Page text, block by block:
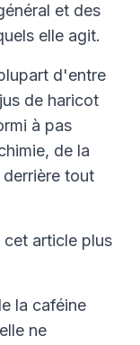
et des
elle agit.
d'entre
de haricot
à pas
de la
tout
cet article plus
la caféine
ne